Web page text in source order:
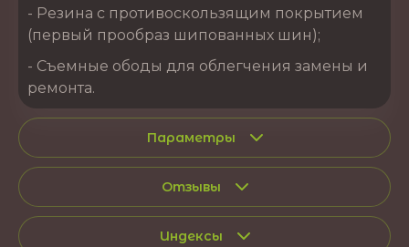
- Резина с противоскользящим покрытием
(первый прообраз шипованных шин);
- Съемные ободы для облегчения замены и
ремонта.
Параметры
Отзывы
Индексы